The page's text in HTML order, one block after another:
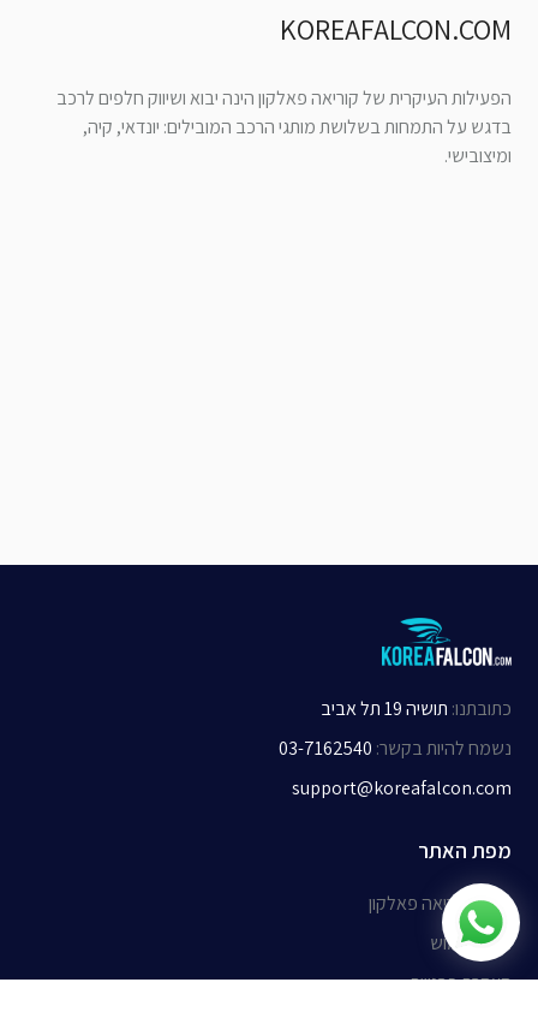
KOREAFALCON.COM
הפעילות העיקרית של קוריאה פאלקון הינה יבוא ושיווק חלפים לרכב
בדגש על התמחות בשלושת מותגי הרכב המובילים: יונדאי, קיה,
ומיצובישי.
מפת האתר
אודות קוריאה פאלקון
תנאי שימוש
הצהרת פרטיות
תושיה 19 תל אביב :כתובתנו
03-7162540 :נשמח להיות בקשר
support@koreafalcon.com